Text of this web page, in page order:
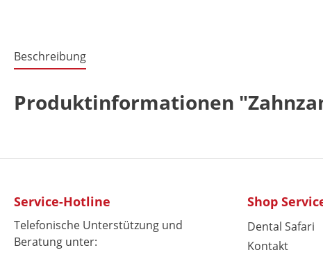
Beschreibung
Produktinformationen
Service-Hotline
Telefonische Unterstützung und
Beratung unter:
Shop
Dental Safari
Kontakt